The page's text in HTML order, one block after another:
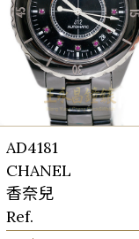
AD4181
CHANEL
香奈兒
Ref.